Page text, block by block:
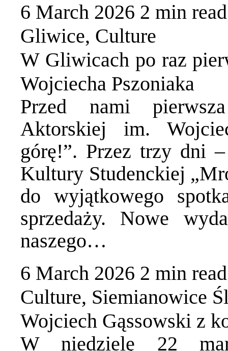
6 March 2026 2 min read
Gliwice, Culture
W Gliwicach po raz
Wojciecha Pszoniaka
Przed nami
Aktorskiej im.
górę!”. Przez trzy dni
Kultury Studenckiej
do wyjątkowego
sprzedaży. Nowe
naszego…
6 March 2026 2 min read
Culture, Siemianowice
Wojciech Gąssowski z
W niedzielę 22